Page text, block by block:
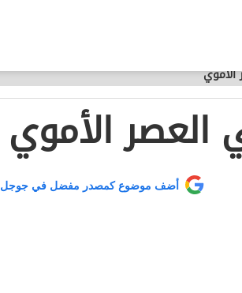
العصر الأموي
أضف موضوع كمصدر مفضل في جوجل